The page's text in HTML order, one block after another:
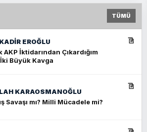
TÜMÜ
EROĞLU
AKP İktidarından Çıkardığım
Büyük Kavga
KARAOSMANOĞLU
Savaşı mı? Milli Mücadele mi?